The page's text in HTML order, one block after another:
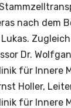
nach dem
Dr.
für Innere
Holler,
für Innere